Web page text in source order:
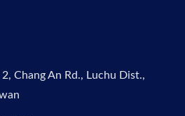
Chang An Rd., Luchu Dist.,